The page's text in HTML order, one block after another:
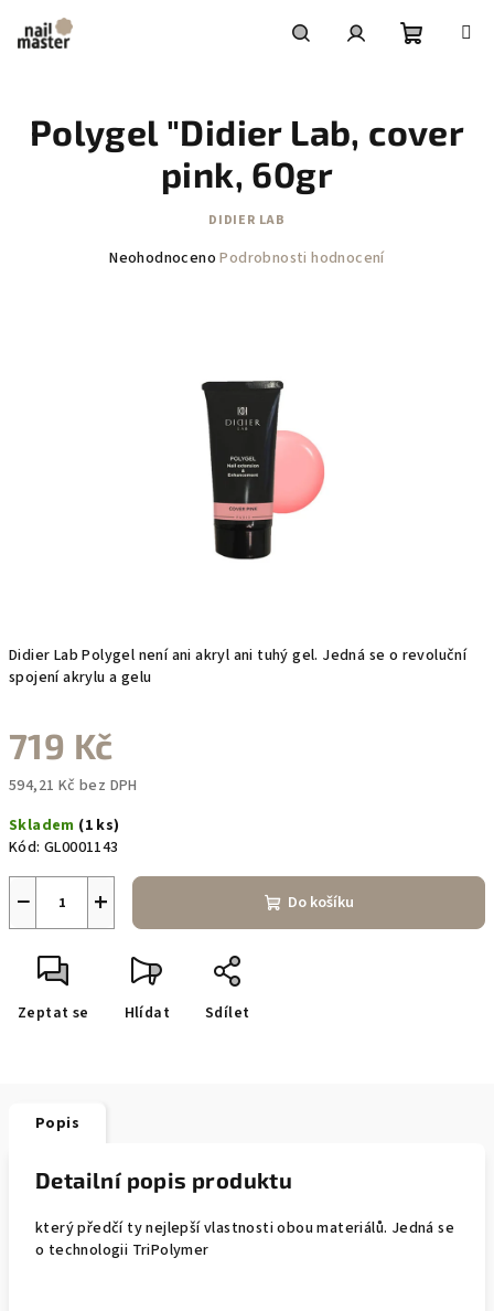
obsah
košík
Didier Lab Polygel není ani akryl ani tuhý gel. Jedná se o revoluční
spojení akrylu a gelu
719 Kč
594,21 Kč bez DPH
cena:
Skladem (1 ks)
Kód: GL0001143
+
− Do košíku
Zeptat se Hlídat Sdílet
Polygel "Didier Lab, cover
pink, 60gr
DIDIER LAB
Průměrné
Neohodnoceno Podrobnosti hodnocení
Popis
Detailní popis produktu
který předčí ty nejlepší vlastnosti obou materiálů. Jedná se
o technologii TriPolymer